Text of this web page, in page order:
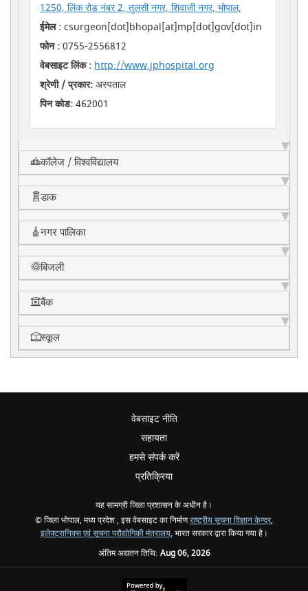
1250, लिंक रोड नंबर 2, तुलसी नगर, शिवाजी नगर, भोपाल,
ईमेल :csurgeon[dot]bhopal[at]mp[dot]gov[dot]in
फोन :0755-2556812
वेबसाइट लिंक : http://www.jphospital.org
श्रेणी / प्रकार:अस्पताल
पिन कोड:462001
कॉलेज / विश्वविद्यालय
डाक
नगर पालिका
बिजली
बैंक
स्कूल
वेबसाइट नीति
सहायता
हमसे संपर्क करें
प्रतिक्रिया
यह सामग्री जिला प्रशासन के अधीन है।
© जिला भोपाल, मध्य प्रदेश , इस वेबसाइट का निर्माणराष्ट्रीय सूचना विज्ञान केन्द्र,
इलेक्ट्रानिक्स एवं सूचना प्रौद्योगिकी मंत्रालय, भारत सरकार द्वारा किया गया है।
अंतिम अद्यतन तिथि: Aug 06, 2026